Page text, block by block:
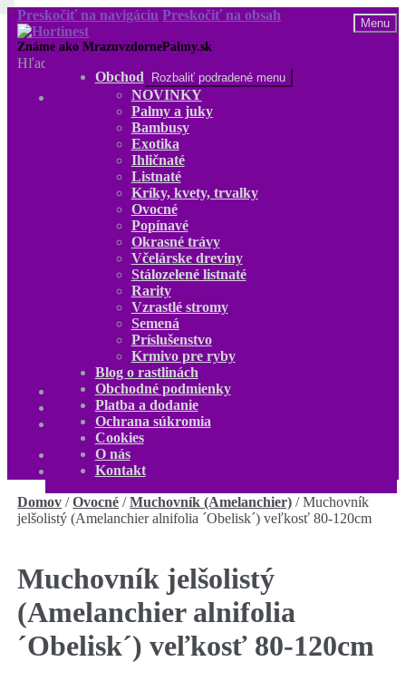
Preskočiť na navigáciu Preskočiť na obsah
Hľadať:
Menu
NOVINKY
Palmy a juky
Bambusy
Exotika
Ihličnaté
Listnaté
Kríky, kvety, trvalky
Ovocné
Popínavé
Okrasné trávy
Včelárske dreviny
Stálozelené listnaté
Rarity
Vzrastlé stromy
Semená
Príslušenstvo
Krmivo pre ryby
Blog o rastlinách
O nás
Kontakt
Obchod Rozbaliť podradené menu
NOVINKY
Palmy a juky
Bambusy
Exotika
Ihličnaté
Listnaté
Kríky, kvety, trvalky
Ovocné
Popínavé
Okrasné trávy
Včelárske dreviny
Stálozelené listnaté
Rarity
Vzrastlé stromy
Semená
Príslušenstvo
Krmivo pre ryby
Blog o rastlinách
Obchodné podmienky
Platba a dodanie
Ochrana súkromia
Cookies
O nás
Kontakt
€ 0 produktov
Domov /Ovocné /Muchovník (Amelanchier) /Muchovník
jelšolistý (Amelanchier alnifolia ´Obelisk´) veľkosť 80-120cm
Muchovník jelšolistý
(Amelanchier alnifolia
´Obelisk´) veľkosť 80-120cm